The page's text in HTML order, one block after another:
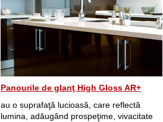
Panourile de glanţ High Gloss AR+
au o suprafaţă lucioasă, care reflectă
lumina, adăugând prospeţime, vivacitate